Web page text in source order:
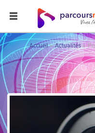
Accueil Actualités